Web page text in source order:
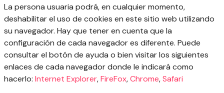
La persona usuaria podrá, en cualquier momento,
deshabilitar el uso de cookies en este sitio web utilizando
su navegador. Hay que tener en cuenta que la
configuración de cada navegador es diferente. Puede
consultar el botón de ayuda o bien visitar los siguientes
enlaces de cada navegador donde le indicará como
hacerlo: Internet Explorer,FireFox,Chrome,Safari